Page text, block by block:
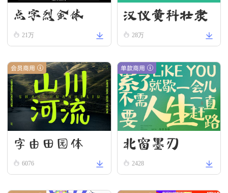
点字烈金体
21万
汉仪黄科壮隶
W28万
会员商用
字由田园体
6076
单款商用
北窗墨刃
2428